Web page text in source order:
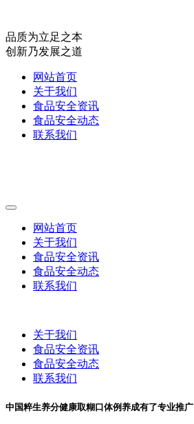
品质为立足之本
创新乃发展之道
网站首页
关于我们
食品安全资讯
食品安全动态
联系我们
网站首页
关于我们
食品安全资讯
食品安全动态
联系我们
关于我们
食品安全资讯
食品安全动态
联系我们
中国粹生养分健康取糊口体例养成有了专业推广